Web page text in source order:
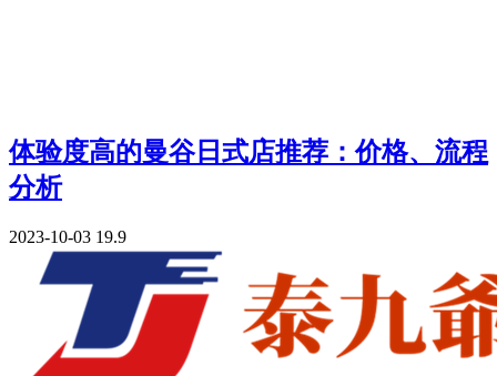
体验度高的曼谷日式店推荐：价格、流程
分析
2023-10-03 19.9